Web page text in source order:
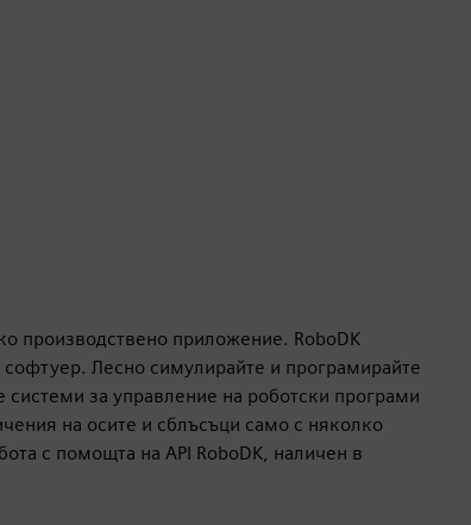
производствено приложение. RoboDK
Лесно симулирайте и програмирайте
за управление на роботски програми
на осите и сблъсъци само с няколко
с помощта на API RoboDK, наличен в